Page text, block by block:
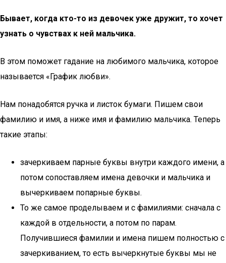
Бывает, когда кто-то из девочек уже дружит, то хочет
узнать о чувствах к ней мальчика.
В этом поможет гадание на любимого мальчика, которое
называется «График любви».
Нам понадобятся ручка и листок бумаги. Пишем свои
фамилию и имя, а ниже имя и фамилию мальчика. Теперь
такие этапы:
зачеркиваем парные буквы внутри каждого имени, а
потом сопоставляем имена девочки и мальчика и
вычеркиваем попарные буквы.
То же самое проделываем и с фамилиями: сначала с
каждой в отдельности, а потом по парам.
Получившиеся фамилии и имена пишем полностью с
зачеркиванием, то есть вычеркнутые буквы мы не